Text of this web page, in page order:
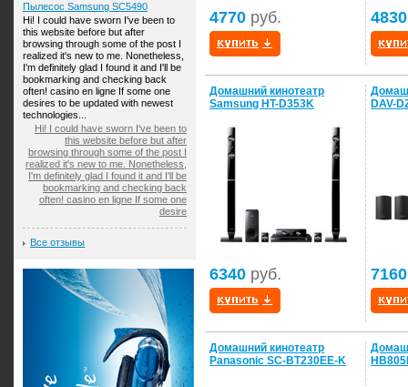
4770 руб. 4830
Домашний кинотеатр
Samsung HT-D353K
6340 руб.
DAV-
7160
Домашний кинотеатр
Panasonic SC-BT230EE-K
Пылесос Samsung SC5490
Hi! I could have sworn I've been to
this website before but after
browsing through some of the post I
realized it's new to me. Nonetheless,
I'm definitely glad I found it and I'll be
bookmarking and checking back
often! casino en ligne If some one
desires to be updated with newest
technologies...
Hi! I could have sworn I've been to
this website before but after
browsing through some of the post I
realized it's new to me. Nonetheless,
I'm definitely glad I found it and I'll be
bookmarking and checking back
often! casino en ligne If some one
desire
Все отзывы